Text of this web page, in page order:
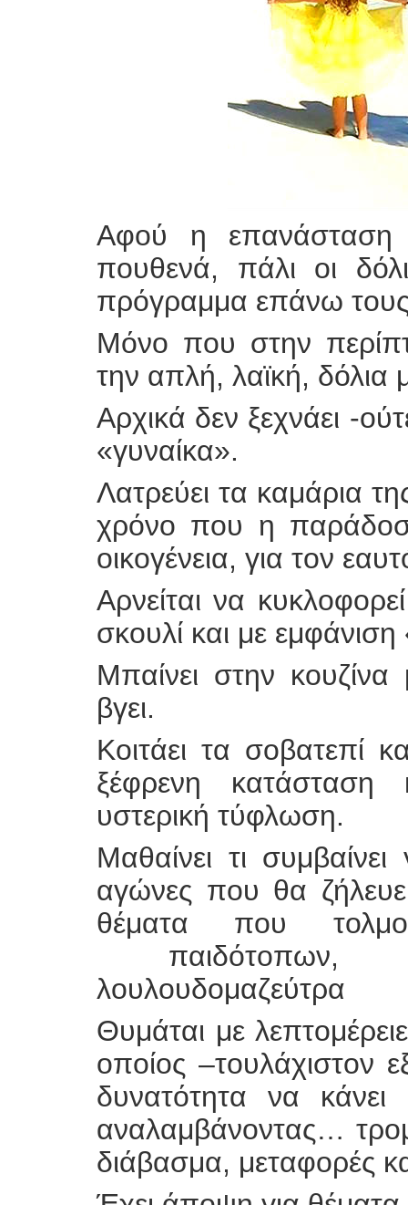
Aφού η επανάσταση
πουθενά, πάλι οι
πρόγραμμα επάνω
Μόνο που στην
την απλή, λαϊκή,
Αρχικά δεν ξεχνάει -
«γυναίκα».
Λατρεύει τα καμάρια
χρόνο που η
οικογένεια, για τον
Αρνείται να
σκουλί και με
Μπαίνει στην
βγει.
Κοιτάει τα σοβατεπί
ξέφρενη κατάσταση
υστερική τύφλωση.
Μαθαίνει τι
αγώνες που θα
θέματα που
παιδότοπων,
λουλουδομαζεύτρα
Θυμάται με
οποίος –τουλάχιστον
δυνατότητα να
αναλαμβάνοντας…
διάβασμα, μεταφορές